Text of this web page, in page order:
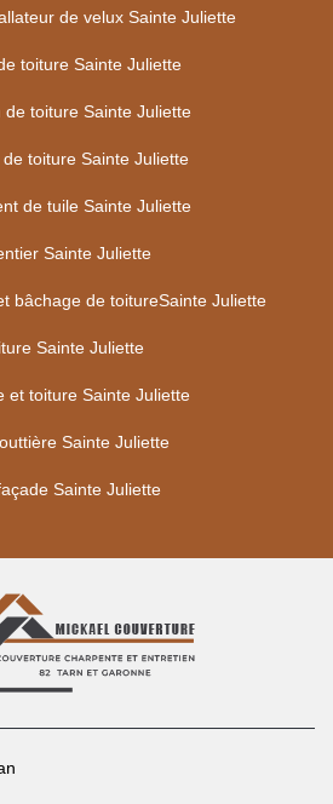
de velux Sainte Juliette
toiture Sainte Juliette
de toiture Sainte Juliette
toiture Sainte Juliette
de tuile Sainte Juliette
Sainte Juliette
bâchage de toitureSainte Juliette
Sainte Juliette
et toiture Sainte Juliette
Sainte Juliette
Sainte Juliette